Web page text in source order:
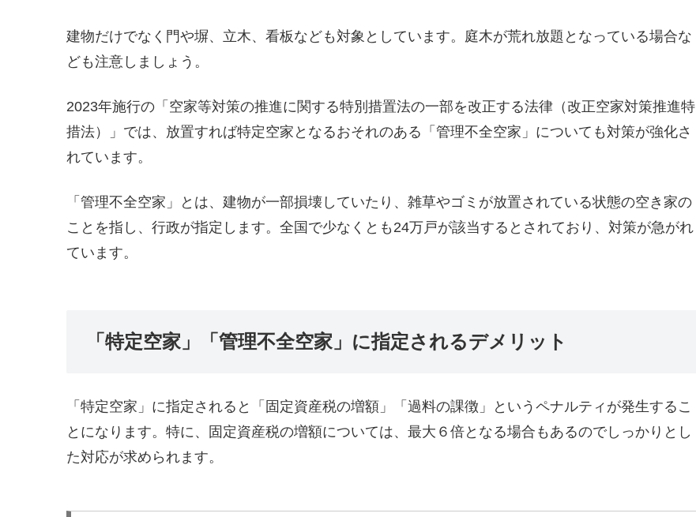
建物だけでなく門や塀、立木、看板なども対象としています。庭木が荒れ放題となっている場合な
ども注意しましょう。
2023年施行の「空家等対策の推進に関する特別措置法の一部を改正する法律（改正空家対策推進特
措法）」では、放置すれば特定空家となるおそれのある「管理不全空家」についても対策が強化さ
れています。
「管理不全空家」とは、建物が一部損壊していたり、雑草やゴミが放置されている状態の空き家の
ことを指し、行政が指定します。全国で少なくとも24万戸が該当するとされており、対策が急がれ
ています。
「特定空家」「管理不全空家」に指定されるデメリット
「特定空家」に指定されると「固定資産税の増額」「過料の課徴」というペナルティが発生するこ
とになります。特に、固定資産税の増額については、最大６倍となる場合もあるのでしっかりとし
た対応が求められます。